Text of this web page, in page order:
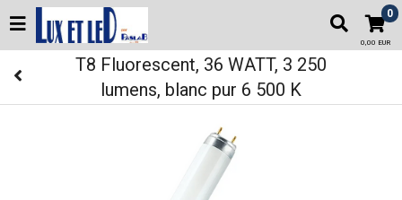
0
0,00 EUR
T8 Fluorescent, 36 WATT, 3 250
lumens, blanc pur 6 500 K